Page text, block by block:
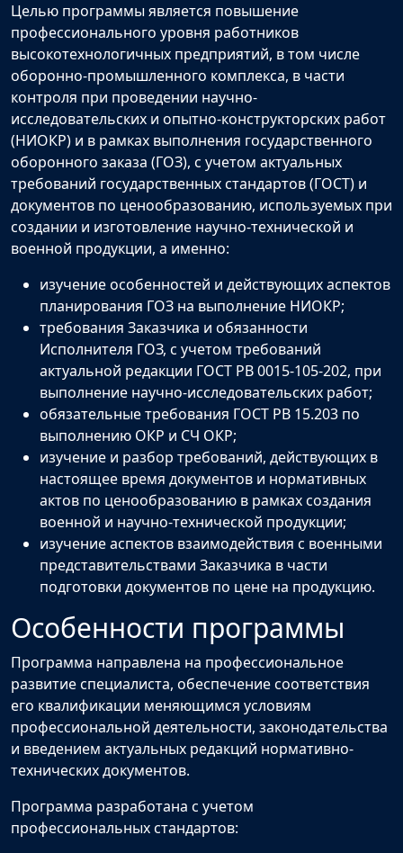
Целью программы является повышение
профессионального уровня работников
высокотехнологичных предприятий, в том числе
оборонно-промышленного комплекса, в части
контроля при проведении научно-
исследовательских и опытно-конструкторских работ
(НИОКР) и в рамках выполнения государственного
оборонного заказа (ГОЗ), с учетом актуальных
требований государственных стандартов (ГОСТ) и
документов по ценообразованию, используемых при
создании и изготовление научно-технической и
военной продукции, а именно:
изучение особенностей и действующих аспектов
планирования ГОЗ на выполнение НИОКР;
требования Заказчика и обязанности
Исполнителя ГОЗ, с учетом требований
актуальной редакции ГОСТ РВ 0015-105-202, при
выполнение научно-исследовательских работ;
обязательные требования ГОСТ РВ 15.203 по
выполнению ОКР и СЧ ОКР;
изучение и разбор требований, действующих в
настоящее время документов и нормативных
актов по ценообразованию в рамках создания
военной и научно-технической продукции;
изучение аспектов взаимодействия с военными
представительствами Заказчика в части
подготовки документов по цене на продукцию.
Особенности программы
Программа направлена на профессиональное
развитие специалиста, обеспечение соответствия
его квалификации меняющимся условиям
профессиональной деятельности, законодательства
и введением актуальных редакций нормативно-
технических документов.
Программа разработана с учетом
профессиональных стандартов: